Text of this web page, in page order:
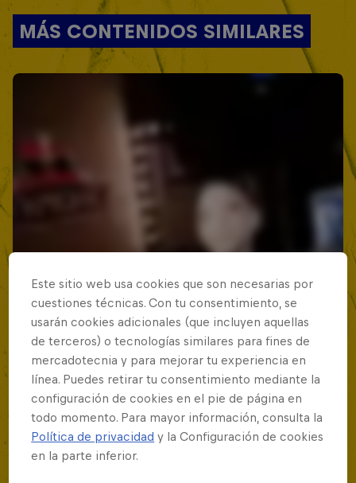
MÁS CONTENIDOS SIMILARES
Este sitio web usa cookies que son necesarias por
cuestiones técnicas. Con tu consentimiento, se
usarán cookies adicionales (que incluyen aquellas
de terceros) o tecnologías similares para fines de
mercadotecnia y para mejorar tu experiencia en
línea. Puedes retirar tu consentimiento mediante la
configuración de cookies en el pie de página en
todo momento. Para mayor información, consulta la
Política de privacidad y la Configuración de cookies
en la parte inferior.